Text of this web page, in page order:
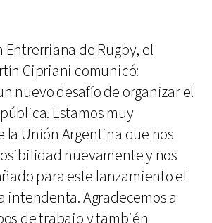
Entrerriana de Rugby, el
Cipriani comunicó:
nuevo desafío de organizar el
Estamos muy
la Unión Argentina que nos
nuevamente y nos
para este lanzamiento el
intendenta. Agradecemos a